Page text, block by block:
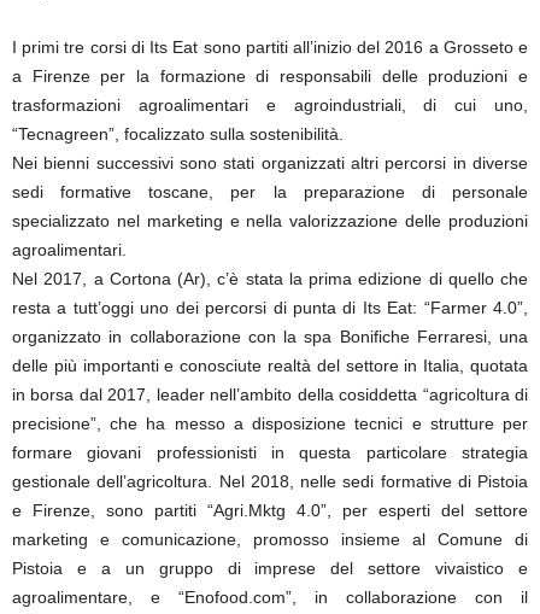
I primi tre corsi di Its Eat sono partiti all’inizio del 2016 a Grosseto e
a Firenze per la formazione di responsabili delle produzioni e
trasformazioni agroalimentari e agroindustriali, di cui uno,
“Tecnagreen”, focalizzato sulla sostenibilità.
Nei bienni successivi sono stati organizzati altri percorsi in diverse
sedi formative toscane, per la preparazione di personale
specializzato nel marketing e nella valorizzazione delle produzioni
agroalimentari.
Nel 2017, a Cortona (Ar), c’è stata la prima edizione di quello che
resta a tutt’oggi uno dei percorsi di punta di Its Eat: “Farmer 4.0”,
organizzato in collaborazione con la spa Bonifiche Ferraresi, una
delle più importanti e conosciute realtà del settore in Italia, quotata
in borsa dal 2017, leader nell’ambito della cosiddetta “agricoltura di
precisione”, che ha messo a disposizione tecnici e strutture per
formare giovani professionisti in questa particolare strategia
gestionale dell’agricoltura. Nel 2018, nelle sedi formative di Pistoia
e Firenze, sono partiti “Agri.Mktg 4.0”, per esperti del settore
marketing e comunicazione, promosso insieme al Comune di
Pistoia e a un gruppo di imprese del settore vivaistico e
agroalimentare, e “Enofood.com”, in collaborazione con il